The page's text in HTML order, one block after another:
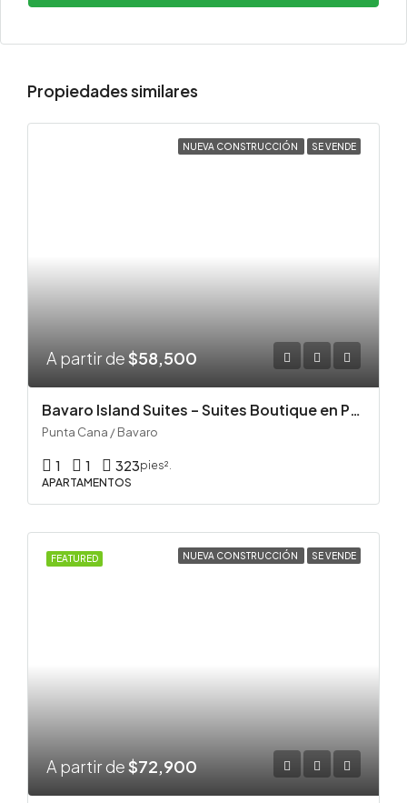
Propiedades similares
NUEVA CONSTRUCCIÓN SE VENDE
A partir de$58,500
Bavaro Island Suites – Suites Boutique en Punta Cana
Punta Cana / Bavaro
1 1 323pies².
APARTAMENTOS
FEATURED NUEVA CONSTRUCCIÓN SE VENDE
A partir de$72,900